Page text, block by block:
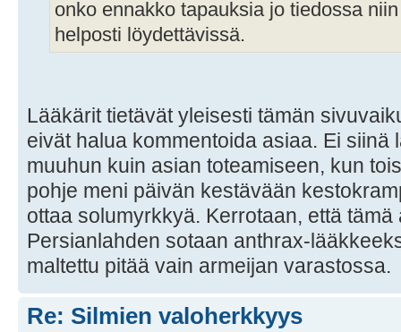
onko ennakko tapauksia jo tiedossa
helposti löydettävissä.
Lääkärit tietävät yleisesti tämän
eivät halua kommentoida asiaa. Ei siinä
muuhun kuin asian toteamiseen, kun
pohje meni päivän kestävään
ottaa solumyrkkyä. Kerrotaan, että
Persianlahden sotaan anthrax-
maltettu pitää vain armeijan varastossa.
Re: Silmien valoherkkyys